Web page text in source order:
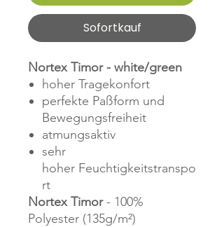
Sofortkauf
Nortex Timor - white/green
hoher Tragekonfort
perfekte Paßform und
Bewegungsfreiheit
atmungsaktiv
sehr
hoher Feuchtigkeitstranspo
rt
Nortex Timor- 100%
Polyester (135g/m²)